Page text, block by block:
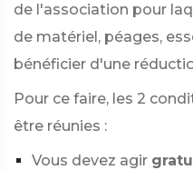
de l'association pour
de matériel, péages,
bénéficier d'une
Pour ce faire, les 2
être réunies :
Vous devez agir